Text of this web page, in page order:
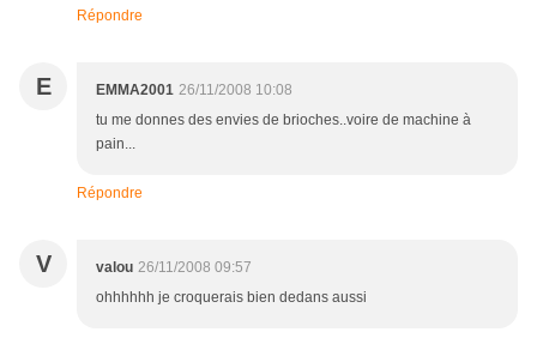
Répondre
E EMMA2001 26/11/2008 10:08
tu me donnes des envies de brioches..voire de machine à
pain...
Répondre
V valou 26/11/2008 09:57
ohhhhhh je croquerais bien dedans aussi